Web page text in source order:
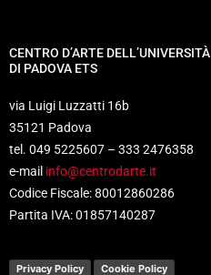
CENTRO D’ARTE DELL’UNIVERSITÀ
DI PADOVA ETS
via Luigi Luzzatti 16b
35121 Padova
tel. 049 5225607 – 333 2476358
e-mail info@centrodarte.it
Codice Fiscale: 80012860286
Partita IVA: 01857140287
Privacy Policy Cookie Policy